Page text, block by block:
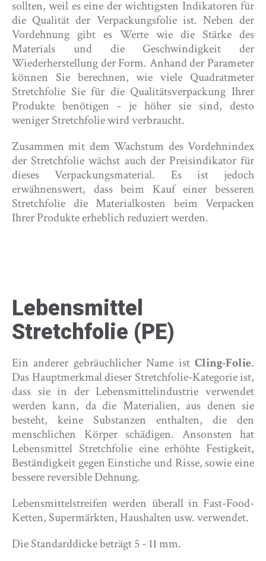
sollten, weil es eine der wichtigsten Indikatoren für
die Qualität der Verpackungsfolie ist. Neben der
Vordehnung gibt es Werte wie die Stärke des
Materials und die Geschwindigkeit der
Wiederherstellung der Form. Anhand der Parameter
können Sie berechnen, wie viele Quadratmeter
Stretchfolie Sie für die Qualitätsverpackung Ihrer
Produkte benötigen - je höher sie sind, desto
weniger Stretchfolie wird verbraucht.
Zusammen mit dem Wachstum des Vordehnindex
der Stretchfolie wächst auch der Preisindikator für
dieses Verpackungsmaterial. Es ist jedoch
erwähnenswert, dass beim Kauf einer besseren
Stretchfolie die Materialkosten beim Verpacken
Ihrer Produkte erheblich reduziert werden.
Lebensmittel
Stretchfolie (PE)
Ein anderer gebräuchlicher Name ist Cling-Folie.
Das Hauptmerkmal dieser Stretchfolie-Kategorie ist,
dass sie in der Lebensmittelindustrie verwendet
werden kann, da die Materialien, aus denen sie
besteht, keine Substanzen enthalten, die den
menschlichen Körper schädigen. Ansonsten hat
Lebensmittel Stretchfolie eine erhöhte Festigkeit,
Beständigkeit gegen Einstiche und Risse, sowie eine
bessere reversible Dehnung.
Lebensmittelstreifen werden überall in Fast-Food-
Ketten, Supermärkten, Haushalten usw. verwendet.
Die Standarddicke beträgt 5 - 11 mm.